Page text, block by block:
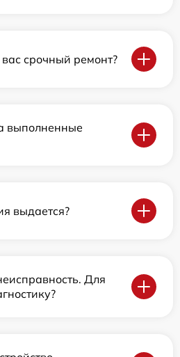
срочный ремонт?
выполненные
выдается?
Для